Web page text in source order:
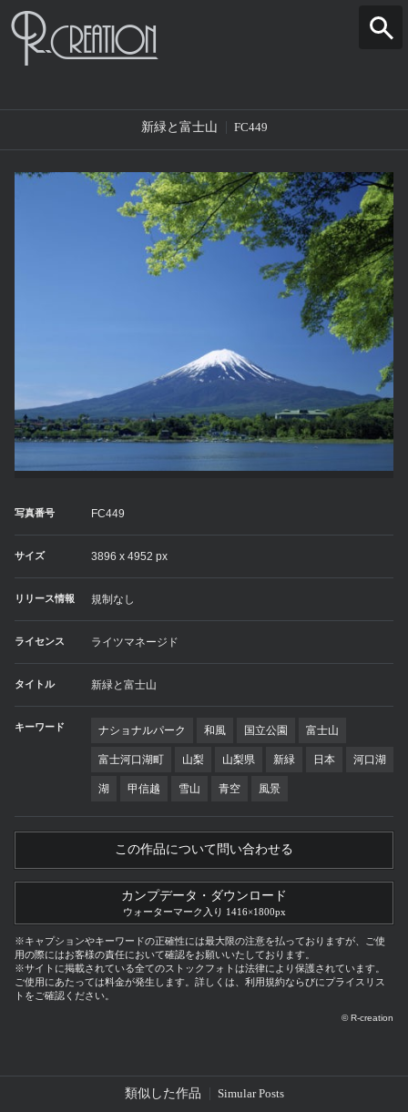
新緑と富士山 FC449
写真番号 FC449
サイズ 3896 x 4952 px
リリース情報 規制なし
ライセンス ライツマネージド
タイトル 新緑と富士山
キーワード ナショナルパーク 和風 国立公園 富士山
富士河口湖町 山梨 山梨県 新緑 日本 河口湖
湖 甲信越 雪山 青空 風景
この作品について問い合わせる
カンプデータ・ダウンロード
ウォーターマーク入り 1416×1800px
※キャプションやキーワードの正確性には最大限の注意を払っておりますが、ご使
用の際にはお客様の責任において確認をお願いいたしております。
※サイトに掲載されている全てのストックフォトは法律により保護されています。
ご使用にあたっては料金が発生します。詳しくは、利用規約ならびにプライスリス
トをご確認ください。
© R-creation
類似した作品 Simular Posts